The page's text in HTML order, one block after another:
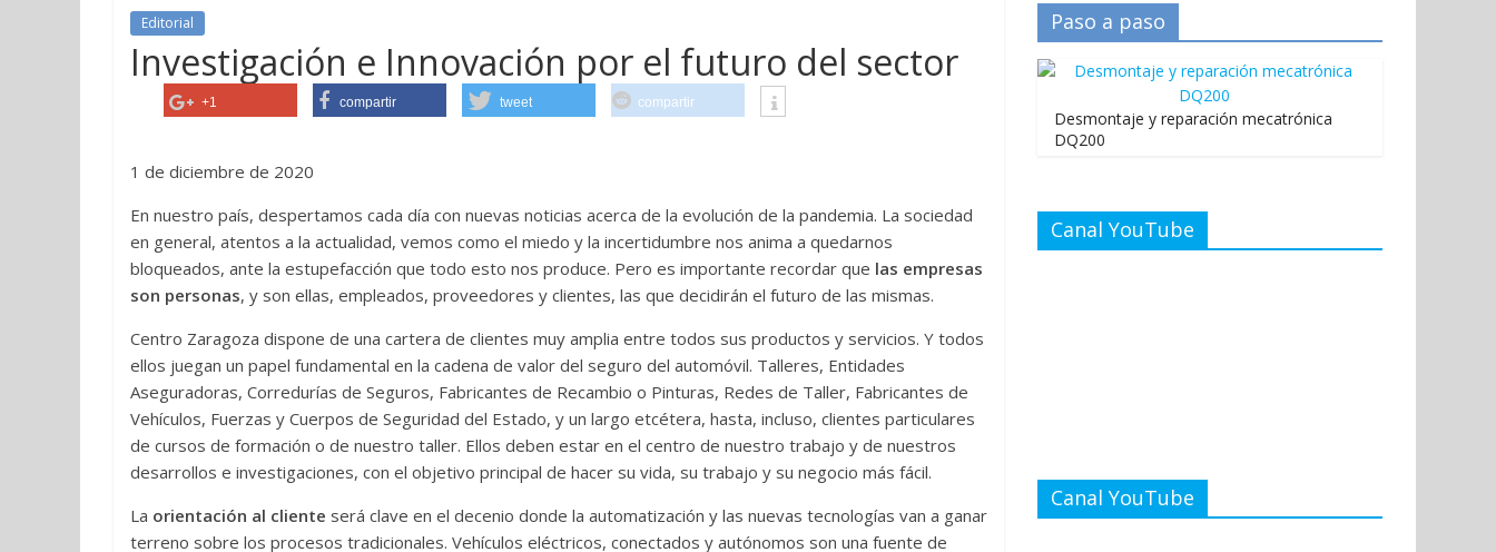
Editorial
Investigación e Innovación por el futuro del sector
+1 compartir tweet compartir
1 de diciembre de 2020
En nuestro país, despertamos cada día con nuevas noticias acerca de la evolución de la pandemia. La sociedad
en general, atentos a la actualidad, vemos como el miedo y la incertidumbre nos anima a quedarnos
bloqueados, ante la estupefacción que todo esto nos produce. Pero es importante recordar que las empresas
son personas, y son ellas, empleados, proveedores y clientes, las que decidirán el futuro de las mismas.
Centro Zaragoza dispone de una cartera de clientes muy amplia entre todos sus productos y servicios. Y todos
ellos juegan un papel fundamental en la cadena de valor del seguro del automóvil. Talleres, Entidades
Aseguradoras, Corredurías de Seguros, Fabricantes de Recambio o Pinturas, Redes de Taller, Fabricantes de
Vehículos, Fuerzas y Cuerpos de Seguridad del Estado, y un largo etcétera, hasta, incluso, clientes particulares
de cursos de formación o de nuestro taller. Ellos deben estar en el centro de nuestro trabajo y de nuestros
desarrollos e investigaciones, con el objetivo principal de hacer su vida, su trabajo y su negocio más fácil.
La orientación al cliente será clave en el decenio donde la automatización y las nuevas tecnologías van a ganar
terreno sobre los procesos tradicionales. Vehículos eléctricos, conectados y autónomos son una fuente de
Paso a paso
Desmontaje y reparación mecatrónica
DQ200
Canal YouTube
Canal YouTube